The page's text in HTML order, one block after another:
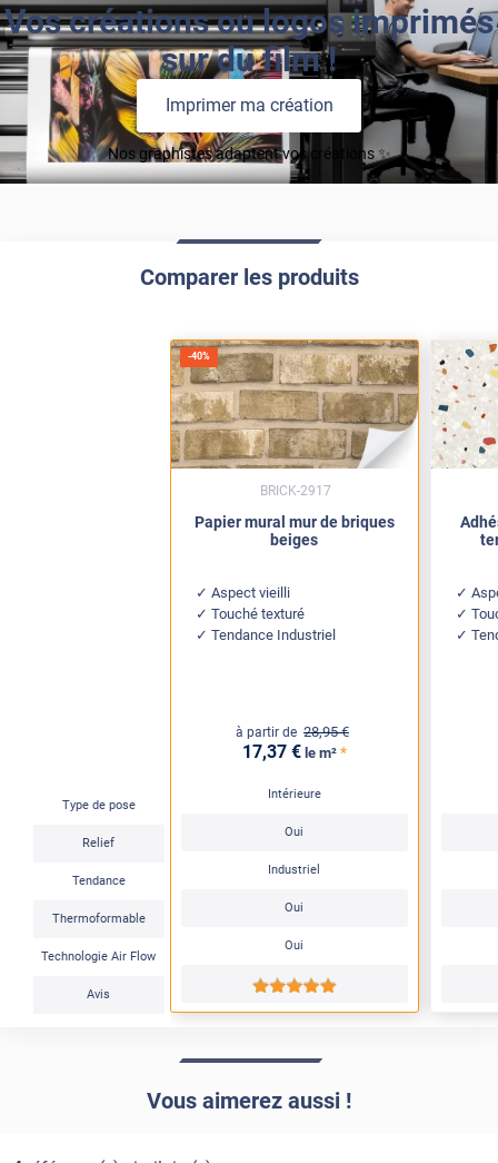
Vos créations ou logos imprimés
sur du film !
Imprimer ma création
Nos graphistes adaptent vos créations ✨
Comparer les produits
Type de pose
Relief
Tendance
Thermoformable
Technologie Air Flow
Avis
-40%
Papier mural mur de briques
beiges
Aspect vieilli
Touché texturé
Tendance Industriel
à partir de 28,95 €
17,37 € le m² *
Intérieure
Oui
Industriel
Oui
Oui
*****
BRICK-2917
Vous aimerez aussi !